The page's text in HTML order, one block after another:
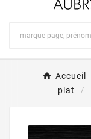
Accueil
plat